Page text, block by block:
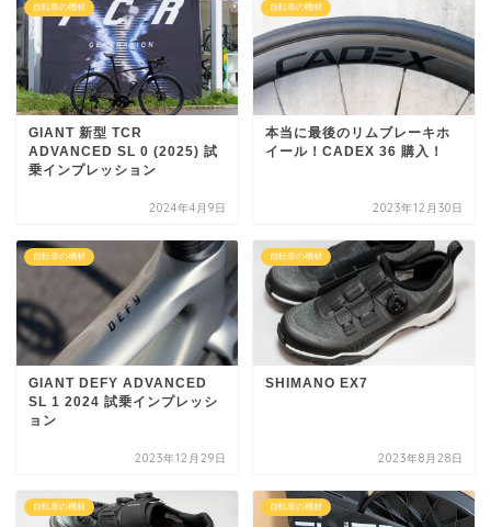
自転車の機材
GIANT 新型 TCR
ADVANCED SL 0 (2025) 試
乗インプレッション
2024年4月9日
自転車の機材
本当に最後のリムブレーキホ
イール！CADEX 36 購入！
2023年12月30日
自転車の機材
GIANT DEFY ADVANCED
SL 1 2024 試乗インプレッシ
ョン
2023年12月29日
自転車の機材
SHIMANO EX7
2023年8月28日
自転車の機材 自転車の機材